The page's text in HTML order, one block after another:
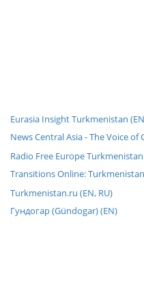
Eurasia Insight Turkmenistan
News Central Asia - The Voice of
Radio Free Europe
Transitions Online:
Turkmenistan.ru (EN, RU)
Гундогар (Gündogar) (EN)